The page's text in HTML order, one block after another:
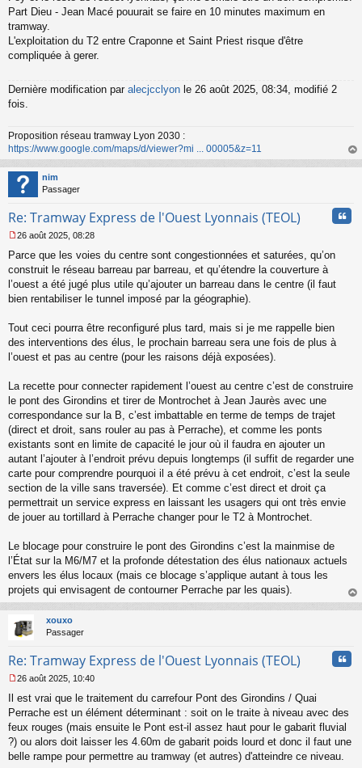
Part Dieu - Jean Macé pouurait se faire en 10 minutes maximum en
tramway.
L'exploitation du T2 entre Craponne et Saint Priest risque d'être
compliquée à gerer.
Dernière modification par alecjcclyon le 26 août 2025, 08:34, modifié 2
fois.
Proposition réseau tramway Lyon 2030 :
https://www.google.com/maps/d/viewer?mi ... 00005&z=11
au
nim
Passager
Re: Tramway Express de l'Ouest Lyonnais (TEOL)
e
s
s
g
n
o
n
26 août 2025, 08:28
Parce que les voies du centre sont congestionnées et saturées, qu’on
construit le réseau barreau par barreau, et qu’étendre la couverture à
l’ouest a été jugé plus utile qu’ajouter un barreau dans le centre (il faut
bien rentabiliser le tunnel imposé par la géographie).
Tout ceci pourra être reconfiguré plus tard, mais si je me rappelle bien
des interventions des élus, le prochain barreau sera une fois de plus à
l’ouest et pas au centre (pour les raisons déjà exposées).
La recette pour connecter rapidement l’ouest au centre c’est de construire
le pont des Girondins et tirer de Montrochet à Jean Jaurès avec une
correspondance sur la B, c’est imbattable en terme de temps de trajet
(direct et droit, sans rouler au pas à Perrache), et comme les ponts
existants sont en limite de capacité le jour où il faudra en ajouter un
autant l’ajouter à l’endroit prévu depuis longtemps (il suffit de regarder une
carte pour comprendre pourquoi il a été prévu à cet endroit, c’est la seule
section de la ville sans traversée). Et comme c’est direct et droit ça
permettrait un service express en laissant les usagers qui ont très envie
de jouer au tortillard à Perrache changer pour le T2 à Montrochet.
Le blocage pour construire le pont des Girondins c’est la mainmise de
l’État sur la M6/M7 et la profonde détestation des élus nationaux actuels
envers les élus locaux (mais ce blocage s’applique autant à tous les
projets qui envisagent de contourner Perrache par les quais).
au
xouxo
Passager
Re: Tramway Express de l'Ouest Lyonnais (TEOL)
e
s
s
g
e
26 août 2025, 10:40
Il est vrai que le traitement du carrefour Pont des Girondins / Quai
Perrache est un élément déterminant : soit on le traite à niveau avec des
feux rouges (mais ensuite le Pont est-il assez haut pour le gabarit fluvial
?) ou alors doit laisser les 4.60m de gabarit poids lourd et donc il faut une
belle rampe pour permettre au tramway (et autres) d'atteindre ce niveau.